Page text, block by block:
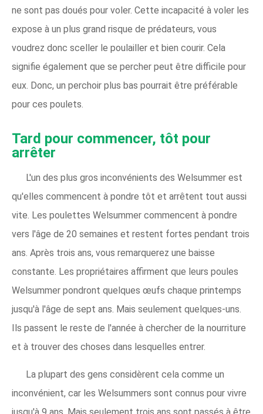
ne sont pas doués pour voler. Cette incapacité à voler les
expose à un plus grand risque de prédateurs, vous
voudrez donc sceller le poulailler et bien courir. Cela
signifie également que se percher peut être difficile pour
eux. Donc, un perchoir plus bas pourrait être préférable
pour ces poulets.
Tard pour commencer, tôt pour
arrêter
L'un des plus gros inconvénients des Welsummer est
qu'elles commencent à pondre tôt et arrêtent tout aussi
vite. Les poulettes Welsummer commencent à pondre
vers l'âge de 20 semaines et restent fortes pendant trois
ans. Après trois ans, vous remarquerez une baisse
constante. Les propriétaires affirment que leurs poules
Welsummer pondront quelques œufs chaque printemps
jusqu'à l'âge de sept ans. Mais seulement quelques-uns.
Ils passent le reste de l'année à chercher de la nourriture
et à trouver des choses dans lesquelles entrer.
La plupart des gens considèrent cela comme un
inconvénient, car les Welsummers sont connus pour vivre